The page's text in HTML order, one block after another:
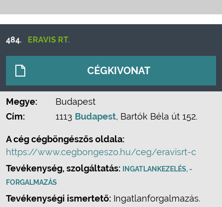
484. ERAVIS RT.
CÉGKIVONAT
Megye:
Budapest
Cím:
1113 Budapest, Bartók Béla út 152.
A cég cégböngészős oldala:
https://www.cegbongeszo.hu/ceg/eravisrt-c
Tevékenység, szolgáltatás:
INGATLANKEZELÉS, -
FORGALMAZÁS
Tevékenységi ismertető: Ingatlanforgalmazás.